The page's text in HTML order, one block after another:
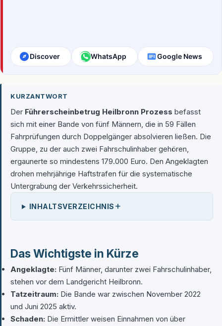
Discover WhatsApp Google News
KURZANTWORT
Der Führerscheinbetrug Heilbronn Prozess befasst
sich mit einer Bande von fünf Männern, die in 59 Fällen
Fahrprüfungen durch Doppelgänger absolvieren ließen. Die
Gruppe, zu der auch zwei Fahrschulinhaber gehören,
ergaunerte so mindestens 179.000 Euro. Den Angeklagten
drohen mehrjährige Haftstrafen für die systematische
Untergrabung der Verkehrssicherheit.
INHALTSVERZEICHNIS +
Das Wichtigste in Kürze
Angeklagte: Fünf Männer, darunter zwei Fahrschulinhaber,
stehen vor dem Landgericht Heilbronn.
Tatzeitraum: Die Bande war zwischen November 2022
und Juni 2025 aktiv.
Schaden: Die Ermittler weisen Einnahmen von über